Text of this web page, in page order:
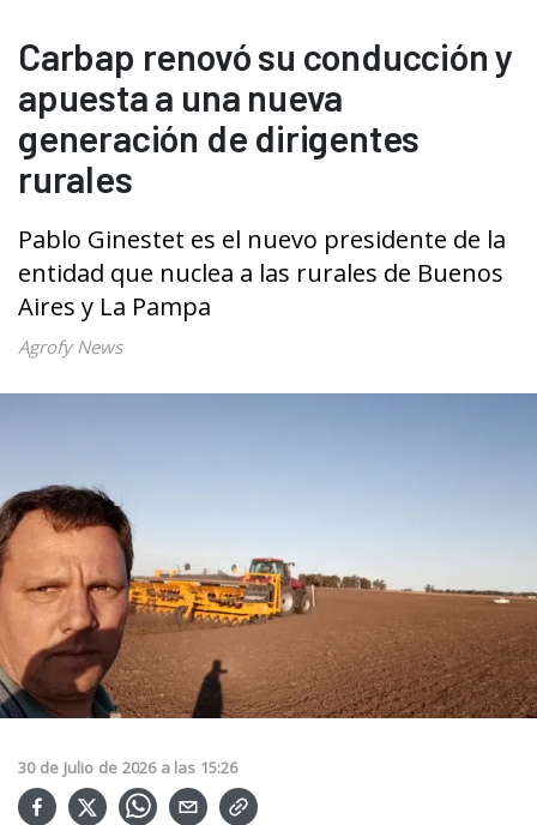
Carbap renovó su conducción y
apuesta a una nueva
generación de dirigentes
rurales
Pablo Ginestet es el nuevo presidente de la
entidad que nuclea a las rurales de Buenos
Aires y La Pampa
Agrofy News
30 de Julio de 2026 a las 15:26